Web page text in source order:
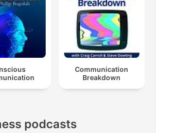
Communication
Breakdown
podcasts